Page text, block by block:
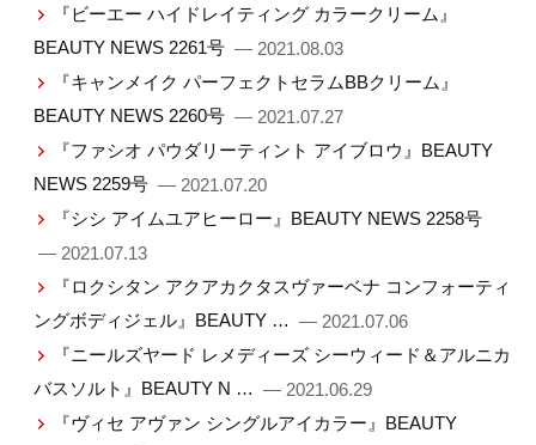
『ビーエー ハイドレイティング カラークリーム』
BEAUTY NEWS 2261号 — 2021.08.03
『キャンメイク パーフェクトセラムBBクリーム』
BEAUTY NEWS 2260号 — 2021.07.27
『ファシオ パウダリーティント アイブロウ』BEAUTY
NEWS 2259号 — 2021.07.20
『シシ アイムユアヒーロー』BEAUTY NEWS 2258号
— 2021.07.13
『ロクシタン アクアカクタスヴァーベナ コンフォーティ
ングボディジェル』BEAUTY … — 2021.07.06
『ニールズヤード レメディーズ シーウィード＆アルニカ
バスソルト』BEAUTY N … — 2021.06.29
『ヴィセ アヴァン シングルアイカラー』BEAUTY